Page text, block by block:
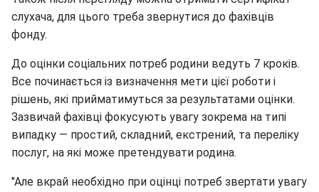
слухача, для цього треба звернутися до фахівців
фонду.
До оцінки соціальних потреб родини ведуть 7 кроків.
Все починається із визначення мети цієї роботи і
рішень, які прийматимуться за результатами оцінки.
Зазвичай фахівці фокусують увагу зокрема на типі
випадку — простий, складний, екстрений, та переліку
послуг, на які може претендувати родина.
"Але вкрай необхідно при оцінці потреб звертати увагу